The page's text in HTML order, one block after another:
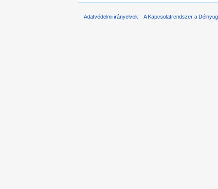
Adatvédelmi irányelvek A Kapcsolatrendszer a